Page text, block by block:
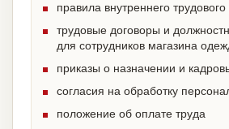
правила внутреннего
трудовые договоры и
для сотрудников магазина
приказы о назначении и
согласия на обработку
положение об оплате труда